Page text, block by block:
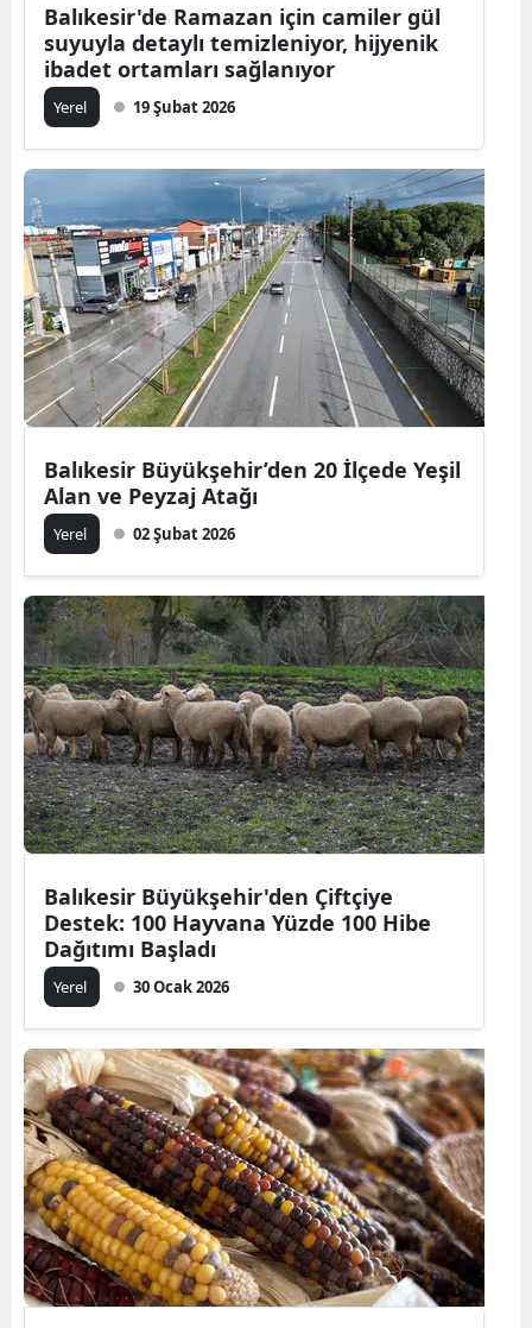
Balıkesir'de Ramazan için camiler gül
suyuyla detaylı temizleniyor, hijyenik
ibadet ortamları sağlanıyor
Yerel 19 Şubat 2026
Balıkesir Büyükşehir’den 20 İlçede Yeşil
Alan ve Peyzaj Atağı
Yerel 02 Şubat 2026
Balıkesir Büyükşehir'den Çiftçiye
Destek: 100 Hayvana Yüzde 100 Hibe
Dağıtımı Başladı
Yerel 30 Ocak 2026